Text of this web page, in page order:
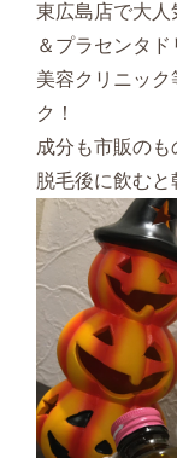
東広島店で大人
＆プラセンタド
美容クリニッ
ク！
成分も市販のも
脱毛後に飲む